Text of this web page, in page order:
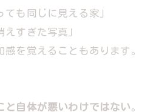
ても同じに見える家」
えすぎた写真」
感を覚えることもあります。
と自体が悪いわけではない。